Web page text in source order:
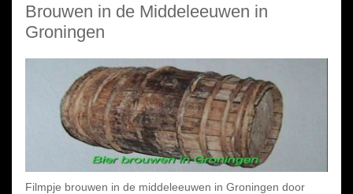
Brouwen in de Middeleeuwen in
Groningen
Filmpje brouwen in de middeleeuwen in Groningen door